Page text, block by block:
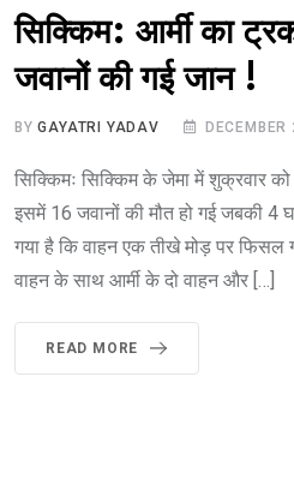
सिक्किम: आर्मी का
जवानों की गई जान !
BYGAYATRI YADAV
सिक्किमः सिक्किम के जेमा में शुक्रवार को
इसमें 16 जवानों की मौत हो गई जबकी 4
गया है कि वाहन एक तीखे मोड़ पर फिसल
वाहन के साथ आर्मी के दो वाहन और […]
READ MORE